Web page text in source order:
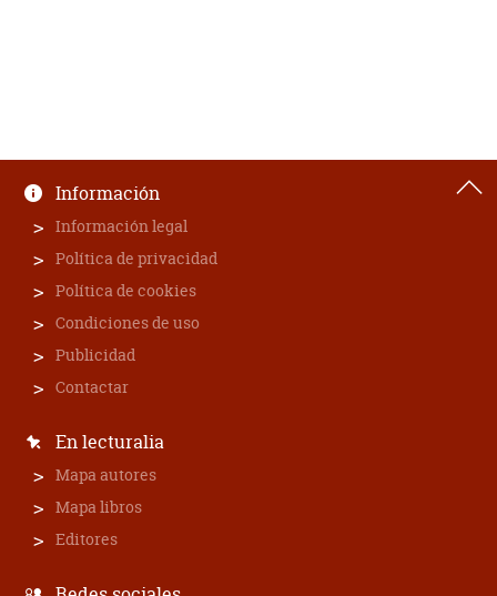
Información
Información legal
Política de privacidad
Política de cookies
Condiciones de uso
Publicidad
Contactar
En lecturalia
Mapa autores
Mapa libros
Editores